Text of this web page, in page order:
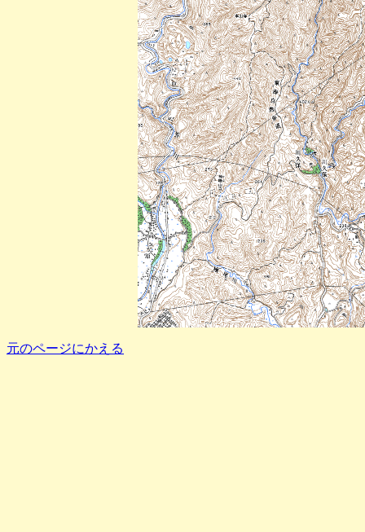
元のページにかえる